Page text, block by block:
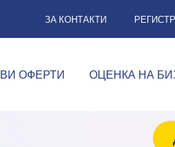
ЗА КОНТАКТИ
ОФЕРТИ ОЦЕНКА НА